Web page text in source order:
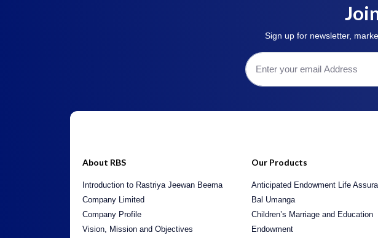
Sign up for newsletter,
About RBS
Introduction to Rastriya Jeewan Beema
Company Limited
Company Profile
Vision, Mission and Objectives
Our Products
Anticipated Endowment Life
Bal Umanga
Children’s Marriage and Education
Endowment